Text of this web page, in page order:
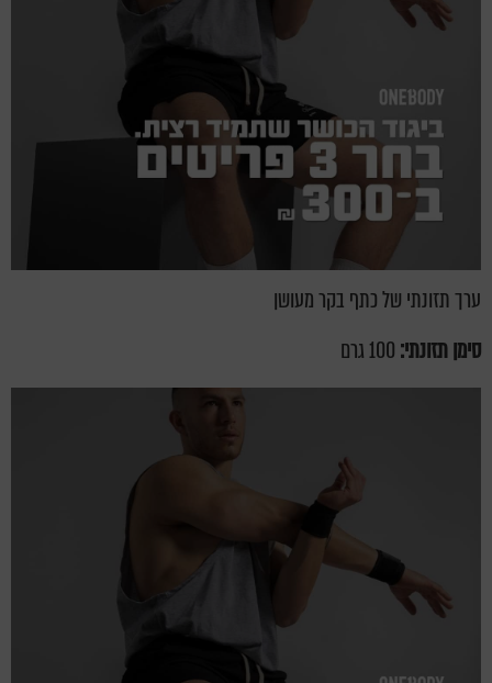
ערך תזונתי של כתף בקר מעושן
סימן תזונתי: 100 גרם